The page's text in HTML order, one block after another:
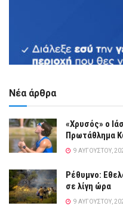
Νέα άρθρα
«Χρυσός» ο
Πρωτάθλημα
9 ΑΥΓΟΎΣΤΟΥ,
Ρέθυμνο:
σε λίγη ώρα
9 ΑΥΓΟΎΣΤΟΥ,